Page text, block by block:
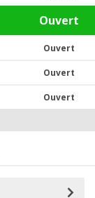
Ouvert
Ouvert
Ouvert
Ouvert